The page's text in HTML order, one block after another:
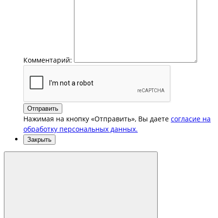
Комментарий:
Отправить
Нажимая на кнопку «Отправить», Вы даете согласие на
обработку персональных данных.
Закрыть